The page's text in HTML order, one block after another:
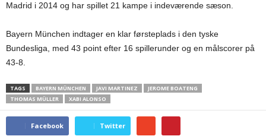
Madrid i 2014 og har spillet 21 kampe i indeværende sæson.
Bayern München indtager en klar førsteplads i den tyske
Bundesliga, med 43 point efter 16 spillerunder og en målscorer på
43-8.
TAGS BAYERN MÜNCHEN JAVI MARTINEZ
JEROME BOATENG
THOMAS MÜLLER
XABI ALONSO
Facebook Twitter